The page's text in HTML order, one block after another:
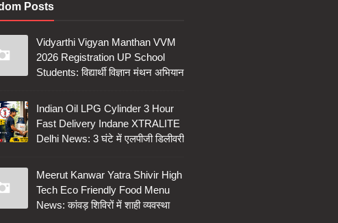
Posts
Vidyarthi Vigyan Manthan VVM
2026 Registration UP School
Students: विद्यार्थी विज्ञान मंथन अभियान
Indian Oil LPG Cylinder 3 Hour
Fast Delivery Indane XTRALITE
Delhi News: 3 घंटे में एलपीजी डिलीवरी
Meerut Kanwar Yatra Shivir High
Tech Eco Friendly Food Menu
News: कांवड़ शिविरों में शाही व्यवस्था